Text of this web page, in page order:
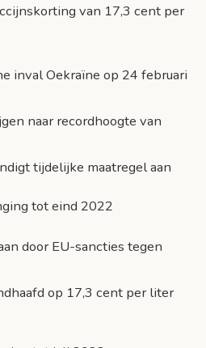
van 17,3 cent per
inval Oekraïne op 24 februari
naar recordhoogte van
tijdelijke maatregel aan
tot eind 2022
door EU-sancties tegen
op 17,3 cent per liter